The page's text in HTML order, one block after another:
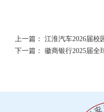
上一篇： 江淮汽车2026届校
下一篇： 徽商银行2025届全